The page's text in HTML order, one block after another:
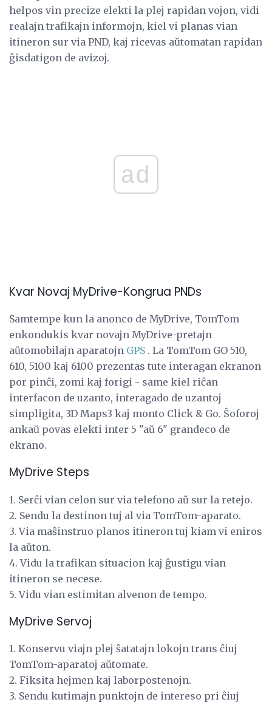
helpos vin precize elekti la plej rapidan vojon, vidi
realajn trafikajn informojn, kiel vi planas vian
itineron sur via PND, kaj ricevas aŭtomatan rapidan
ĝisdatigon de avizoj.
ad
Kvar Novaj MyDrive-Kongrua PNDs
Samtempe kun la anonco de MyDrive, TomTom
enkondukis kvar novajn MyDrive-pretajn
aŭtomobilajn aparatojn GPS . La TomTom GO 510,
610, 5100 kaj 6100 prezentas tute interagan ekranon
por pinĉi, zomi kaj forigi - same kiel riĉan
interfacon de uzanto, interagado de uzantoj
simpligita, 3D Maps3 kaj monto Click & Go. Ŝoforoj
ankaŭ povas elekti inter 5 "aŭ 6" grandeco de
ekrano.
MyDrive Steps
1. Serĉi vian celon sur via telefono aŭ sur la retejo.
2. Sendu la destinon tuj al via TomTom-aparato.
3. Via maŝinstruo planos itineron tuj kiam vi eniros
la aŭton.
4. Vidu la trafikan situacion kaj ĝustigu vian
itineron se necese.
5. Vidu vian estimitan alvenon de tempo.
MyDrive Servoj
1. Konservu viajn plej ŝatatajn lokojn trans ĉiuj
TomTom-aparatoj aŭtomate.
2. Fiksita hejmen kaj laborpostenojn.
3. Sendu kutimajn punktojn de intereso pri ĉiuj